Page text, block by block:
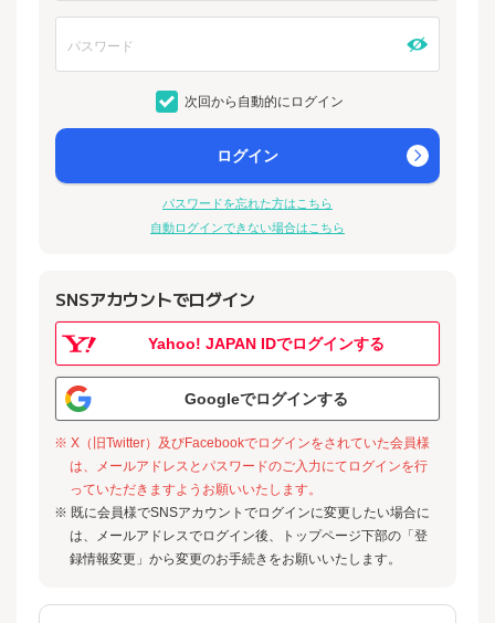
次回から自動的にログイン
ログイン
パスワードを忘れた方はこちら
自動ログインできない場合はこちら
SNSアカウントでログイン
Yahoo! JAPAN IDでログインする
Googleでログインする
※ X（旧Twitter）及びFacebookでログインをされていた会員様
は、メールアドレスとパスワードのご入力にてログインを行
っていただきますようお願いいたします。
※ 既に会員様でSNSアカウントでログインに変更したい場合に
は、メールアドレスでログイン後、トップページ下部の「登
録情報変更」から変更のお手続きをお願いいたします。